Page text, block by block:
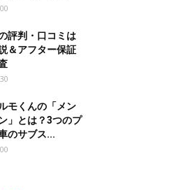
評判・口コミは
＆アフター保証
モくんの「メン
」とは？3つのプ
のサブス...